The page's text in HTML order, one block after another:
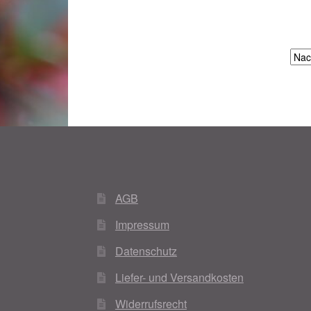
AGB
Impressum
Datenschutz
Liefer- und Versandkosten
Widerrufsrecht